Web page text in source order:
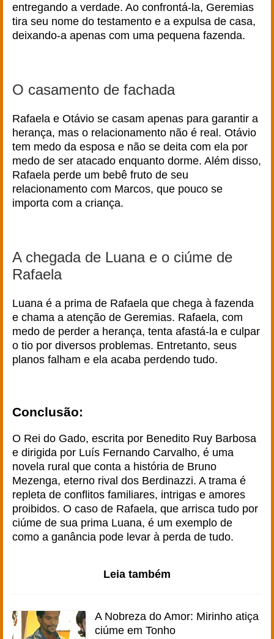
entregando a verdade. Ao confrontá-la, Geremias
tira seu nome do testamento e a expulsa de casa,
deixando-a apenas com uma pequena fazenda.
O casamento de fachada
Rafaela e Otávio se casam apenas para garantir a
herança, mas o relacionamento não é real. Otávio
tem medo da esposa e não se deita com ela por
medo de ser atacado enquanto dorme. Além disso,
Rafaela perde um bebê fruto de seu
relacionamento com Marcos, que pouco se
importa com a criança.
A chegada de Luana e o ciúme de
Rafaela
Luana é a prima de Rafaela que chega à fazenda
e chama a atenção de Geremias. Rafaela, com
medo de perder a herança, tenta afastá-la e culpar
o tio por diversos problemas. Entretanto, seus
planos falham e ela acaba perdendo tudo.
Conclusão:
O Rei do Gado, escrita por Benedito Ruy Barbosa
e dirigida por Luís Fernando Carvalho, é uma
novela rural que conta a história de Bruno
Mezenga, eterno rival dos Berdinazzi. A trama é
repleta de conflitos familiares, intrigas e amores
proibidos. O caso de Rafaela, que arrisca tudo por
ciúme de sua prima Luana, é um exemplo de
como a ganância pode levar à perda de tudo.
Leia também
A Nobreza do Amor: Mirinho atiça
ciúme em Tonho